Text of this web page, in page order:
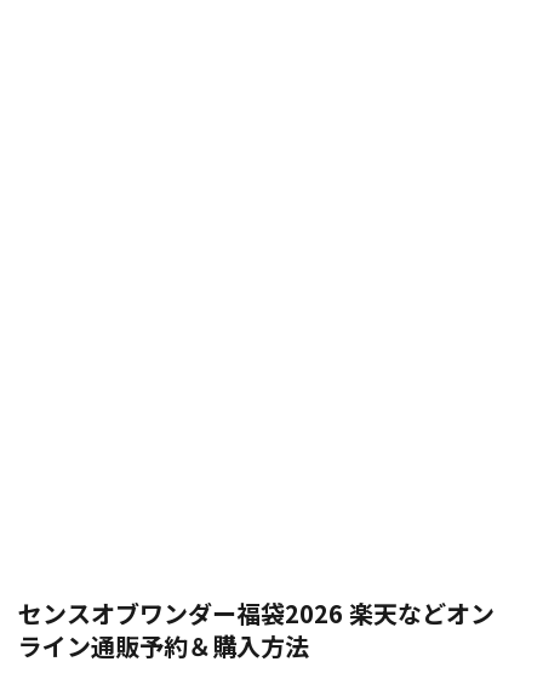
センスオブワンダー福袋2026 楽天などオン
ライン通販予約＆購入方法